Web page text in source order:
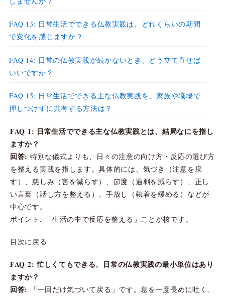
FAQ 13: 日常生活でできる仏教実践は、どれくらいの期間
で変化を感じますか？
FAQ 14: 日常の仏教実践が続かないとき、どう立て直せば
いいですか？
FAQ 15: 日常生活でできる主な仏教実践を、家族や職場で
押しつけずに共有する方法は？
FAQ 1: 日常生活でできる主な仏教実践とは、結局なにを指し
ますか？
回答: 特別な儀式よりも、日々の注意の向け方・反応の選び方
を整える実践を指します。具体的には、気づき（注意を戻
す）、慈しみ（害を減らす）、節度（過剰を減らす）、正し
い言葉（話し方を整える）、手放し（執着を緩める）などが
中心です。
ポイント: 「生活の中で反応を整える」ことが核です。
目次に戻る
FAQ 2: 忙しくてもできる、日常の仏教実践の最小単位はあり
ますか？
回答:
「一回だけ気づいて戻る」です。息を一度長めに吐く、